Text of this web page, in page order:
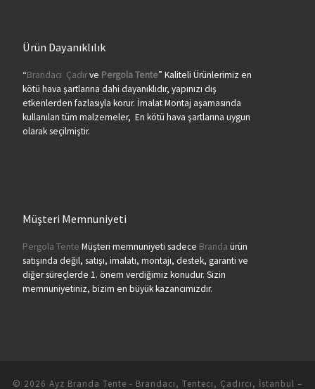
Ürün Dayanıklılık
“Brandacı Çadırve PergolaTente” Kaliteli Ürünlerimiz en
kötü hava şartlarına dahi dayanıklıdır, yapınızı dış
etkenlerden fazlasıyla korur. İmalat Montaj aşamasında
kullanılan tüm malzemeler, En kötü hava şartlarına uygun
olarak seçilmiştir.
Müşteri Memnuniyeti
Pergola Tente Müşteri memnuniyeti sadece Branda ürün
satışında değil, satışı, imalatı, montajı, destek, garanti ve
diğer süreçlerde 1. önem verdiğimiz konudur. Sizin
memnuniyetiniz, bizim en büyük kazancımızdır.
© 2026 Ayz Branda Tente - Brandacı, Tenteci, Çadırcı, İstanbul –